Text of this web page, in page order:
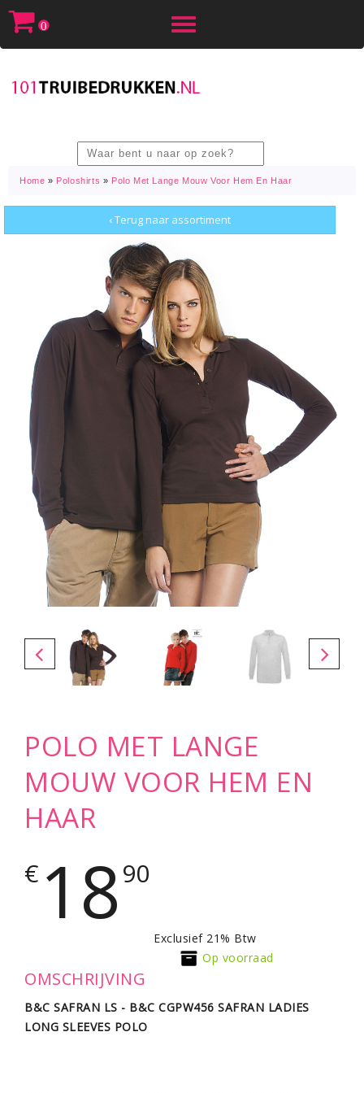
Toggle
0
Home » Poloshirts » Polo Met Lange Mouw Voor Hem En Haar
‹ Terug naar assortiment
POLO MET LANGE
MOUW VOOR HEM EN
HAAR
€ 1890
Exclusief 21% Btw
Op voorraad
OMSCHRIJVING
B&C SAFRAN LS - B&C CGPW456 SAFRAN LADIES
LONG SLEEVES POLO